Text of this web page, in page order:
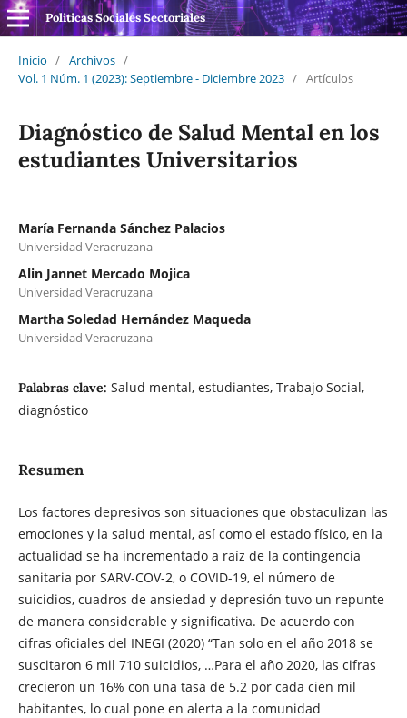
Politicas Sociales Sectoriales
Inicio / Archivos /
Vol. 1 Núm. 1 (2023): Septiembre - Diciembre 2023 / Artículos
Diagnóstico de Salud Mental en los
estudiantes Universitarios
María Fernanda Sánchez Palacios
Universidad Veracruzana
Alin Jannet Mercado Mojica
Universidad Veracruzana
Martha Soledad Hernández Maqueda
Universidad Veracruzana
Palabras clave: Salud mental, estudiantes, Trabajo Social,
diagnóstico
Resumen
Los factores depresivos son situaciones que obstaculizan las
emociones y la salud mental, así como el estado físico, en la
actualidad se ha incrementado a raíz de la contingencia
sanitaria por SARV-COV-2, o COVID-19, el número de
suicidios, cuadros de ansiedad y depresión tuvo un repunte
de manera considerable y significativa. De acuerdo con
cifras oficiales del INEGI (2020) “Tan solo en el año 2018 se
suscitaron 6 mil 710 suicidios, …Para el año 2020, las cifras
crecieron un 16% con una tasa de 5.2 por cada cien mil
habitantes, lo cual pone en alerta a la comunidad